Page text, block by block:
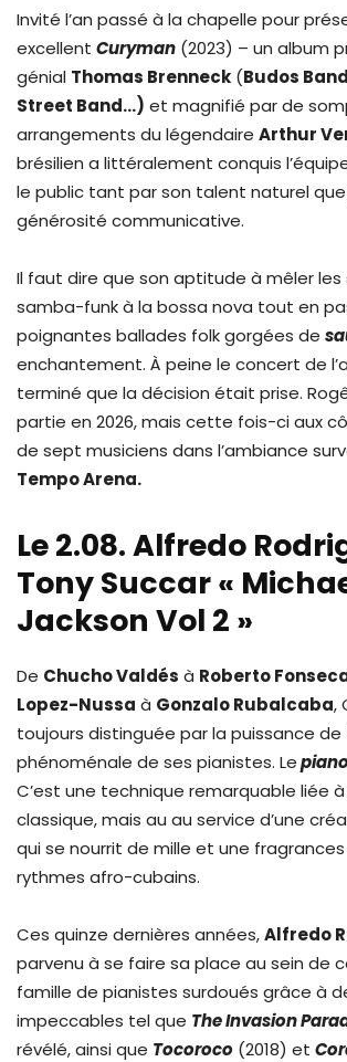
Invité l’an passé à la chapelle pour
excellent Curyman (2023) – un album
génial Thomas Brenneck (Budos
Street Band…) et magnifié par de
arrangements du légendaire Arthur
brésilien a littéralement conquis
le public tant par son talent naturel
générosité communicative.
Il faut dire que son aptitude à mêler les
samba-funk à la bossa nova tout en
poignantes ballades folk gorgées de
enchantement. À peine le concert de
terminé que la décision était prise.
partie en 2026, mais cette fois-ci aux
de sept musiciens dans l’ambiance
Tempo Arena.
Le 2.08. Alfredo
Tony Succar «
Jackson Vol 2 »
De Chucho Valdés à Roberto
Lopez-Nussa à Gonzalo Rubalcaba,
toujours distinguée par la puissance de
phénoménale de ses pianistes. Le
C’est une technique remarquable liée
classique, mais au au service d’une
qui se nourrit de mille et une
rythmes afro-cubains.
Ces quinze dernières années,Alfredo
parvenu à se faire sa place au sein de
famille de pianistes surdoués grâce à
impeccables tel que The Invasion
révélé, ainsi que Tocoroco (2018) et